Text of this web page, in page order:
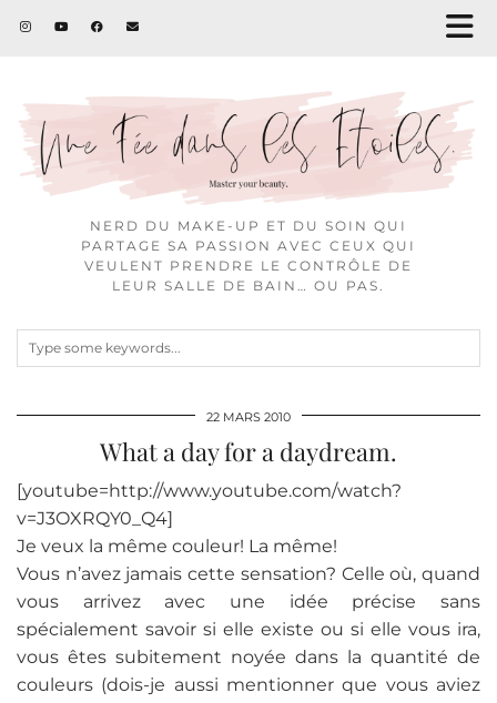
NERD DU MAKE-UP ET DU SOIN QUI
PARTAGE SA PASSION AVEC CEUX QUI
VEULENT PRENDRE LE CONTRÔLE DE
LEUR SALLE DE BAIN… OU PAS.
22 MARS 2010
What a day for a daydream.
[youtube=http://www.youtube.com/watch?
v=J3OXRQY0_Q4]
Je veux la même couleur! La même!
Vous n’avez jamais cette sensation? Celle où, quand
vous arrivez avec une idée précise sans
spécialement savoir si elle existe ou si elle vous ira,
vous êtes subitement noyée dans la quantité de
couleurs (dois-je aussi mentionner que vous aviez